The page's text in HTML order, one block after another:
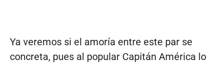
Ya veremos si el amoría entre este par se
concreta, pues al popular Capitán América lo